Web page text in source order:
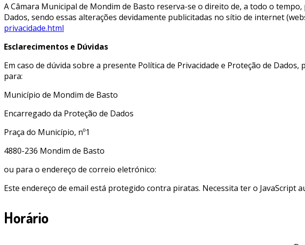
A Câmara Municipal de Mondim de Basto reserva-se o direito de, a todo o
Dados, sendo essas alterações devidamente publicitadas no sítio de internet
privacidade.html
Esclarecimentos e Dúvidas
Em caso de dúvida sobre a presente Política de Privacidade e Proteção de
para:
Município de Mondim de Basto
Encarregado da Proteção de Dados
Praça do Município, nº1
4880-236 Mondim de Basto
ou para o endereço de correio eletrónico:
Este endereço de email está protegido contra piratas. Necessita ter o JavaScript
Horário